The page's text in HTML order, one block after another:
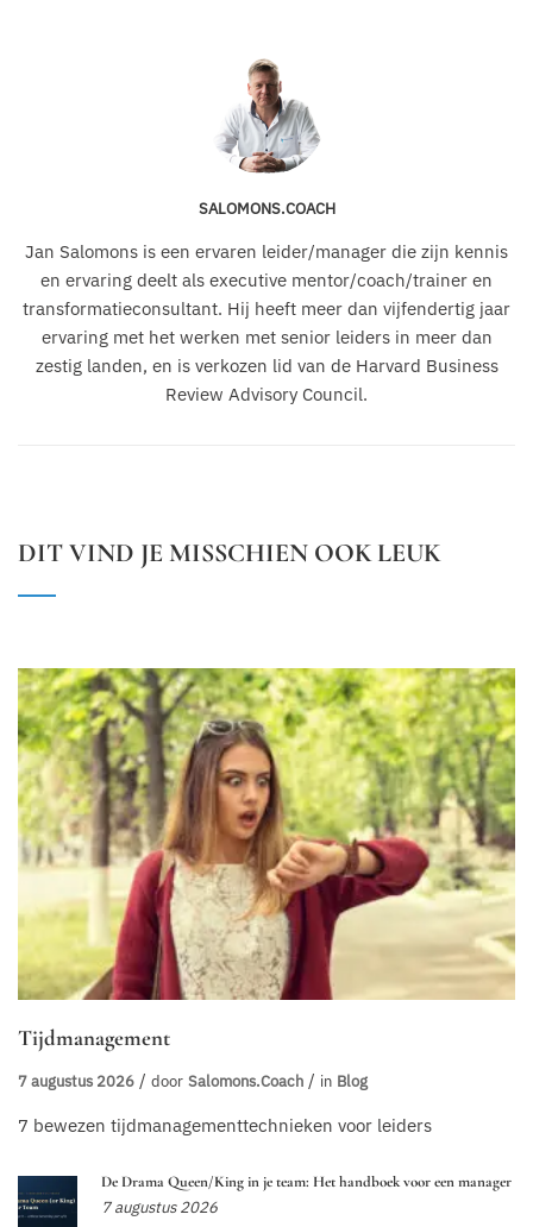
SALOMONS.COACH
Jan Salomons is een ervaren leider/manager die zijn kennis
en ervaring deelt als executive mentor/coach/trainer en
transformatieconsultant. Hij heeft meer dan vijfendertig jaar
ervaring met het werken met senior leiders in meer dan
zestig landen, en is verkozen lid van de Harvard Business
Review Advisory Council.
DIT VIND JE MISSCHIEN OOK LEUK
Tijdmanagement
7 augustus 2026 door Salomons.coach in Blog
7 bewezen tijdmanagementtechnieken voor leiders
De Drama Queen/King in je team: Het handboek voor een manager
7 augustus 2026